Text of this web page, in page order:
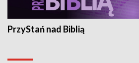
PrzyStań nad Biblią